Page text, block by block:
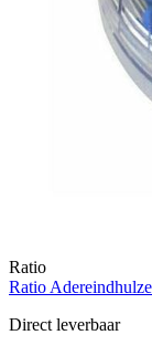
Ratio
Ratio
Direct leverbaar